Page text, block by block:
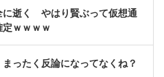
に逝く やはり賢ぶって仮想通
ｗｗｗｗ
ったく反論になってなくね？